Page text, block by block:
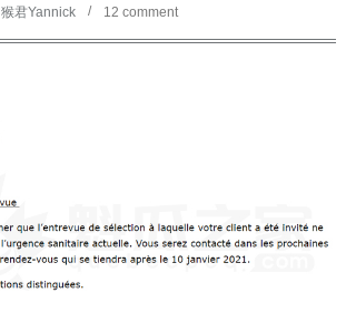
猴君Yannick 12 comment